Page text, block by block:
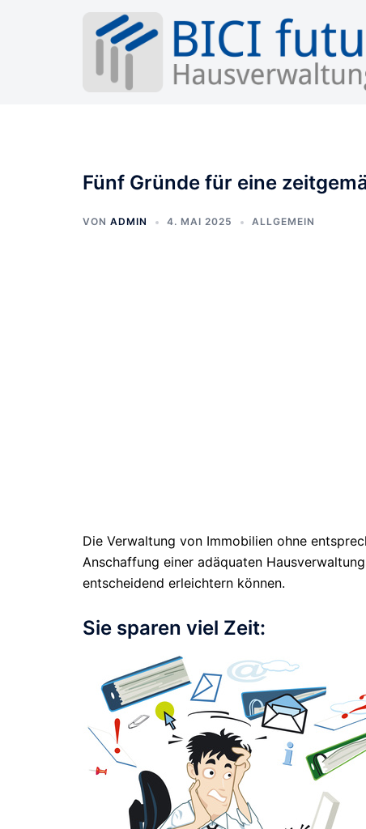
Fünf Gründe für eine
VON ADMIN 4. MAI 2025 ALLGEMEIN
Die Verwaltung von Immobilien ohne
Anschaffung einer adäquaten
entscheidend erleichtern können.
Sie sparen viel Zeit: